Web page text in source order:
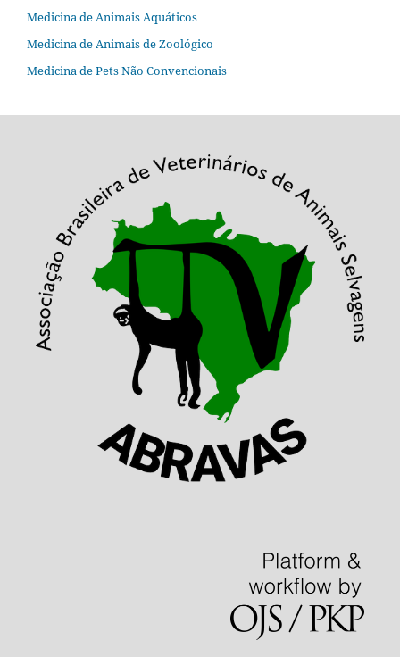
Medicina de Animais Aquáticos
Medicina de Animais de Zoológico
Medicina de Pets Não Convencionais